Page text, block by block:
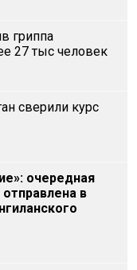
гриппа
27 тыс человек
сверили курс
очередная
в